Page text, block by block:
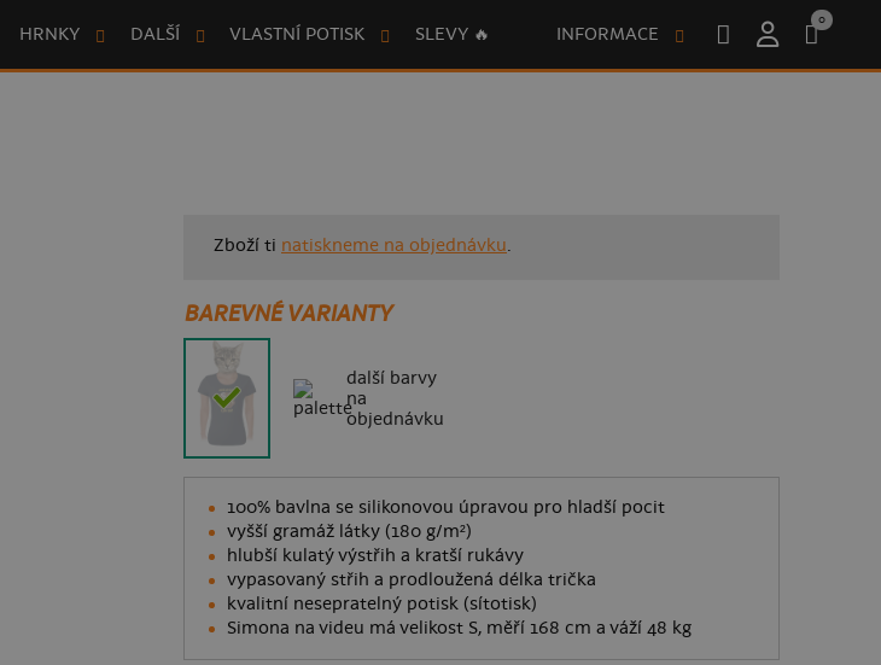
HRNKY DALŠÍ VLASTNÍ POTISK SLEVY 🔥 INFORMACE
0
Zboží ti natiskneme na objednávku.
BAREVNÉ VARIANTY
další barvy
na
objednávku
100% bavlna se silikonovou úpravou pro hladší pocit
vyšší gramáž látky (180 g/m²)
hlubší kulatý výstřih a kratší rukávy
vypasovaný střih a prodloužená délka trička
kvalitní nesepratelný potisk (sítotisk)
Simona na videu má velikost S, měří 168 cm a váží 48 kg